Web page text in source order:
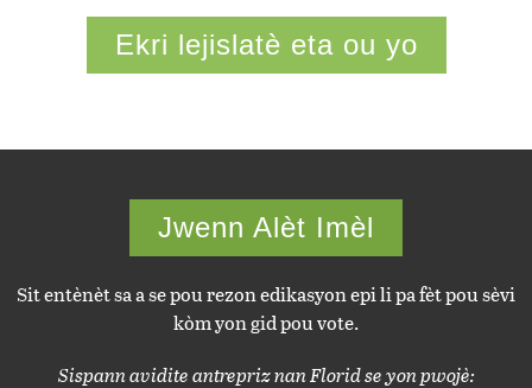
Ekri lejislatè eta ou yo
Jwenn Alèt Imèl
Sit entènèt sa a se pou rezon edikasyon epi li pa fèt pou sèvi
kòm yon gid pou vote.
Sispann avidite antrepriz nan Florid se yon pwojè: